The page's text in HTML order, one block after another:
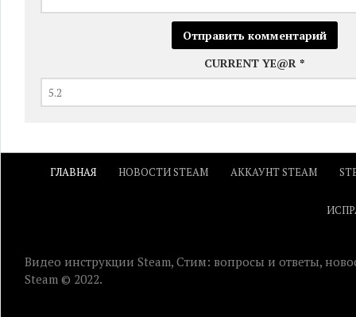
CURRENT YE@R *
ГЛАВНАЯ НОВОСТИ STEAM АККАУНТ STEAM
Видео инструкции Steam, Стим: вопросы и ответы,
Steam © 2022.